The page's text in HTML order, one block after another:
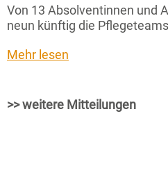
Von 13 Absolventinnen und
neun künftig die
Mehr lesen
>> weitere Mitteilungen